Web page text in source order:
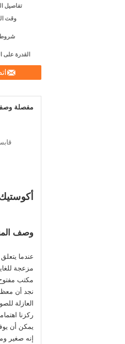
تفاصيل
وقت
شروط
القدرة
مفصلة وصف
وصف
عندما
مزعجة
مكتب
نجد أن
العازلة
ركزنا
يمكن أن
إنه صغير